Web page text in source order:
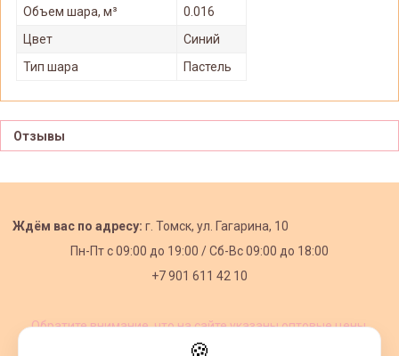
Объем шара, м³
0.016
Цвет
Синий
Тип шара
Пастель
Отзывы
Ждём вас по адресу: г. Томск, ул. Гагарина, 10
Пн-Пт с09:00 до 19:00 /Сб-Вс 09:00 до 18:00
+7 901 611 42 10
Обратите внимание, что на сайте указаны оптовые цены,
🍪